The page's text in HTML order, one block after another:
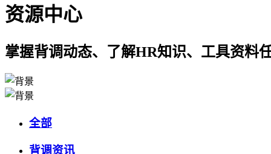
资源中心
掌握背调动态、了解HR知识、工具资料
全部
背调资讯